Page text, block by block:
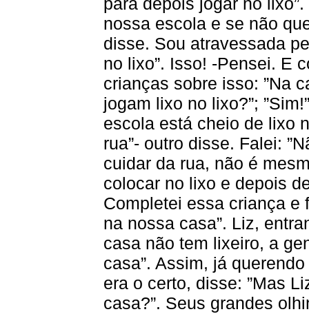
nossa escola e se não
disse. Sou atravessada
no lixo”. Isso! -Pensei. E
crianças sobre isso: ”Na
jogam lixo no lixo?”;
escola está cheio de lixo
rua”- outro disse. Falei:
cuidar da rua, não é
colocar no lixo e depois
Completei essa criança e
na nossa casa”. Liz,
casa não tem lixeiro, a
casa”. Assim, já
era o certo, disse: ”Mas
casa?”. Seus grandes